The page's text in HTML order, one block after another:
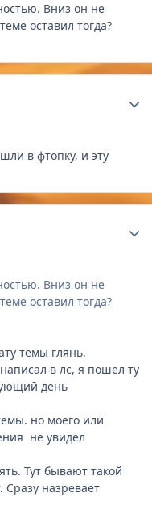
Вниз он не
оставил тогда?
в фтопку, и эту
Вниз он не
оставил тогда?
темы глянь.
в лс, я пошел ту
день
но моего или
не увидел
Тут бывают такой
назревает